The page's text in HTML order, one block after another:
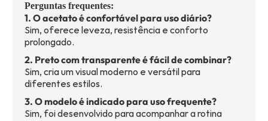
Perguntas frequentes:
1. O acetato é confortável para uso diário?
Sim, oferece leveza, resistência e conforto
prolongado.
2. Preto com transparente é fácil de combinar?
Sim, cria um visual moderno e versátil para
diferentes estilos.
3. O modelo é indicado para uso frequente?
Sim, foi desenvolvido para acompanhar a rotina